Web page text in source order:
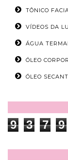
TÔNICO
VÍDEOS DA
ÁGUA
ÓLEO
ÓLEO
9 3 7 9